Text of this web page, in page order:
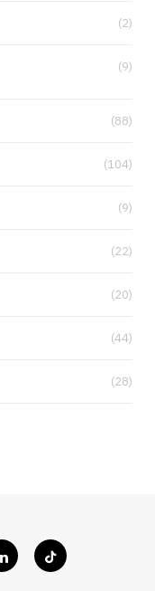
(2)
(9)
(88)
(104)
(9)
(22)
(20)
(44)
(28)